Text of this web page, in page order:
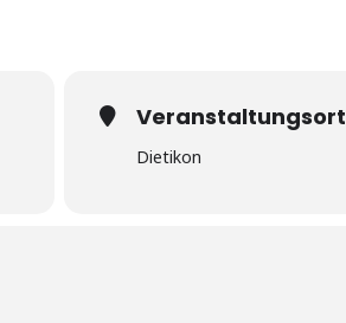
Veranstaltungsort
Dietikon